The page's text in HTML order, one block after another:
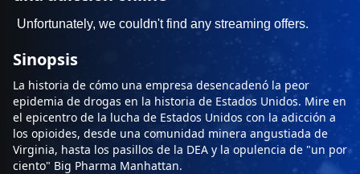
Sinopsis
La historia de cómo una empresa desencadenó la peor
epidemia de drogas en la historia de Estados Unidos. Mire en
el epicentro de la lucha de Estados Unidos con la adicción a
los opioides, desde una comunidad minera angustiada de
Virginia, hasta los pasillos de la DEA y la opulencia de "un por
ciento" Big Pharma Manhattan.